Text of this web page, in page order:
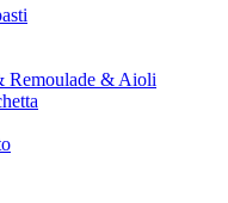
Remoulade & Aioli